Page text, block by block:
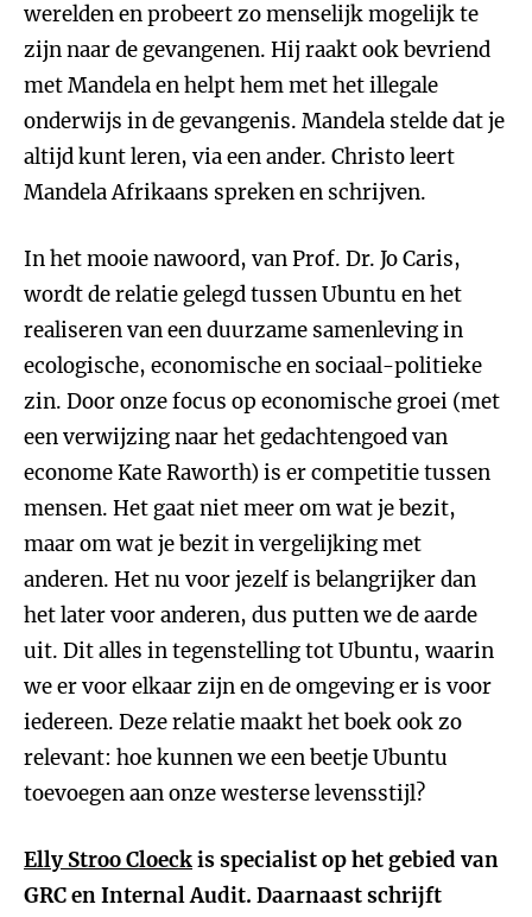
werelden en probeert zo menselijk mogelijk te
zijn naar de gevangenen. Hij raakt ook bevriend
met Mandela en helpt hem met het illegale
onderwijs in de gevangenis. Mandela stelde dat je
altijd kunt leren, via een ander. Christo leert
Mandela Afrikaans spreken en schrijven.
In het mooie nawoord, van Prof. Dr. Jo Caris,
wordt de relatie gelegd tussen Ubuntu en het
realiseren van een duurzame samenleving in
ecologische, economische en sociaal-politieke
zin. Door onze focus op economische groei (met
een verwijzing naar het gedachtengoed van
econome Kate Raworth) is er competitie tussen
mensen. Het gaat niet meer om wat je bezit,
maar om wat je bezit in vergelijking met
anderen. Het nu voor jezelf is belangrijker dan
het later voor anderen, dus putten we de aarde
uit. Dit alles in tegenstelling tot Ubuntu, waarin
we er voor elkaar zijn en de omgeving er is voor
iedereen. Deze relatie maakt het boek ook zo
relevant: hoe kunnen we een beetje Ubuntu
toevoegen aan onze westerse levensstijl?
Elly Stroo Cloeckis specialist op het gebied van
GRC en Internal Audit. Daarnaast schrijft